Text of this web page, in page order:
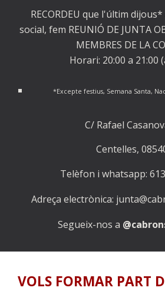
RECORDEU que l'últim
social, fem REUNIÓ DE JUNTA
MEMBRES DE LA
Horari: 20:00 a 21:00
*Excepte festius, Semana Santa,
C/ Rafael
Centelles,
Telèfon i whatsapp:
Adreça electrònica:
Segueix-nos a
VOLS FORMAR PART